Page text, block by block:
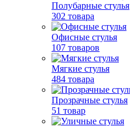
Полубарные стулья
302 товара
Офисные стулья
107 товаров
Мягкие стулья
484 товара
Прозрачные стулья
51 товар